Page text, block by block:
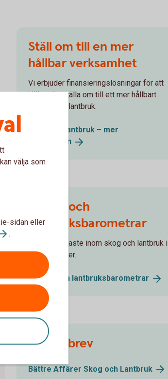
Ställ om till en mer
hållbar verksamhet
Vi erbjuder finansieringslösningar för att
hjälpa dig ställa om till ett mer hållbart
skogs- och lantbruk.
Skog och lantbruk – mer
information
Skogs- och
lantbruksbarometrar
Läs det senaste inom skog och lantbruk i
våra rapporter.
Skogs- och lantbruksbarometrar
Nyhetsbrev
Bättre Affärer Skog och Lantbruk
välja som
sidan eller
.